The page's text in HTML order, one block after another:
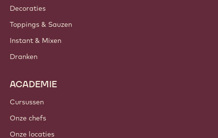
Decoraties
Toppings & Sauzen
Instant & Mixen
Dranken
ACADEMIE
Cursussen
Onze chefs
Onze locaties